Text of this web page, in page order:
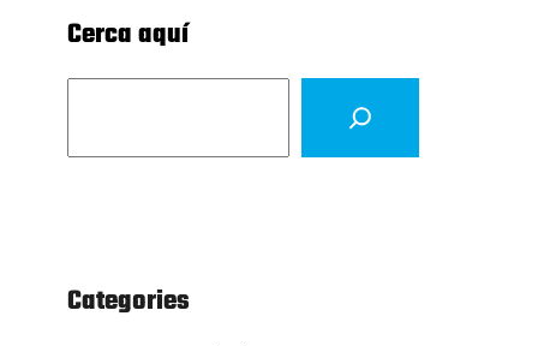
Cerca aquí
Categories